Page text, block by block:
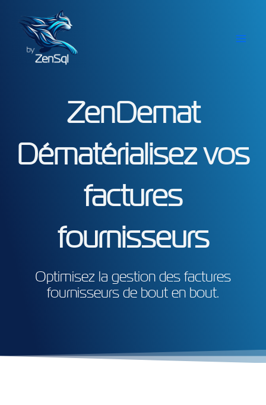
contenu
ZenDemat
Dématérialisez vos
factures
fournisseurs
Optimisez la gestion des factures
fournisseurs de bout en bout.